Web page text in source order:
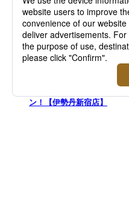
2026.08.05 - 08.18
＜ニコライ バーグマン フラ
ン！【伊勢丹新宿店】